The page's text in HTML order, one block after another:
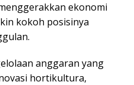
ekonomi
kokoh posisinya
anggaran yang
hortikultura,